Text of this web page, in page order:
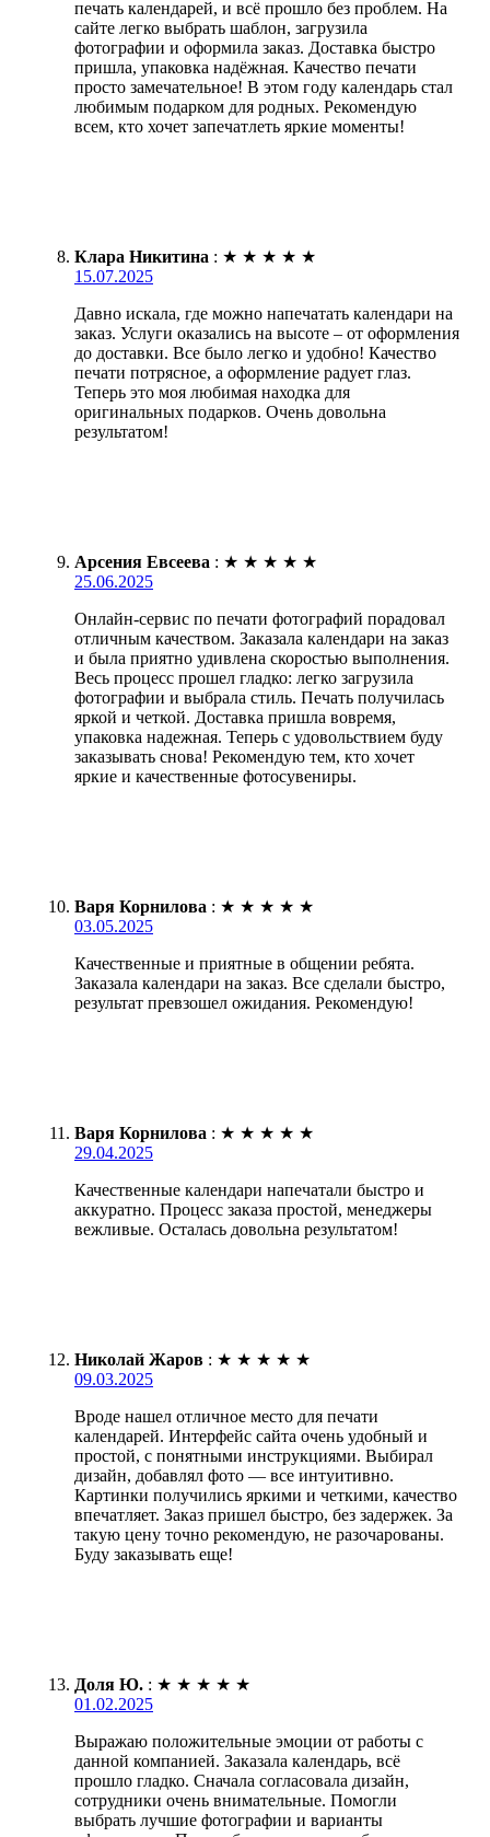
печать календарей, и всё прошло без проблем. На
сайте легко выбрать шаблон, загрузила
фотографии и оформила заказ. Доставка быстро
пришла, упаковка надёжная. Качество печати
просто замечательное! В этом году календарь стал
любимым подарком для родных. Рекомендую
всем, кто хочет запечатлеть яркие моменты!
Клара Никитина : ★ ★ ★ ★ ★
15.07.2025
Давно искала, где можно напечатать календари на
заказ. Услуги оказались на высоте – от оформления
до доставки. Все было легко и удобно! Качество
печати потрясное, а оформление радует глаз.
Теперь это моя любимая находка для
оригинальных подарков. Очень довольна
результатом!
Арсения Евсеева : ★ ★ ★ ★ ★
25.06.2025
Онлайн-сервис по печати фотографий порадовал
отличным качеством. Заказала календари на заказ
и была приятно удивлена скоростью выполнения.
Весь процесс прошел гладко: легко загрузила
фотографии и выбрала стиль. Печать получилась
яркой и четкой. Доставка пришла вовремя,
упаковка надежная. Теперь с удовольствием буду
заказывать снова! Рекомендую тем, кто хочет
яркие и качественные фотосувениры.
Варя Корнилова : ★ ★ ★ ★ ★
03.05.2025
Качественные и приятные в общении ребята.
Заказала календари на заказ. Все сделали быстро,
результат превзошел ожидания. Рекомендую!
Варя Корнилова : ★ ★ ★ ★ ★
29.04.2025
Качественные календари напечатали быстро и
аккуратно. Процесс заказа простой, менеджеры
вежливые. Осталась довольна результатом!
Николай Жаров : ★ ★ ★ ★ ★
09.03.2025
Вроде нашел отличное место для печати
календарей. Интерфейс сайта очень удобный и
простой, с понятными инструкциями. Выбирал
дизайн, добавлял фото — все интуитивно.
Картинки получились яркими и четкими, качество
впечатляет. Заказ пришел быстро, без задержек. За
такую цену точно рекомендую, не разочарованы.
Буду заказывать еще!
Доля Ю. : ★ ★ ★ ★ ★
01.02.2025
Выражаю положительные эмоции от работы с
данной компанией. Заказала календарь, всё
прошло гладко. Сначала согласовала дизайн,
сотрудники очень внимательные. Помогли
выбрать лучшие фотографии и варианты